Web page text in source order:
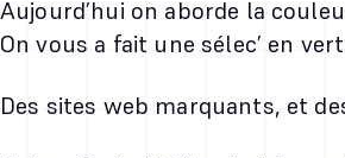
Aujourd’hui on aborde la
On vous a fait une sélec’ en
Des sites web marquants, et